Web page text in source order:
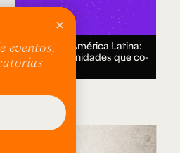
Digitales en América Latina:
abierto y comunidades que co-